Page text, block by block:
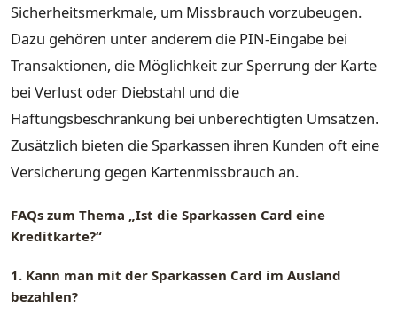
Sicherheitsmerkmale, um Missbrauch vorzubeugen.
Dazu gehören unter anderem die PIN-Eingabe bei
Transaktionen, die Möglichkeit zur Sperrung der Karte
bei Verlust oder Diebstahl und die
Haftungsbeschränkung bei unberechtigten Umsätzen.
Zusätzlich bieten die Sparkassen ihren Kunden oft eine
Versicherung gegen Kartenmissbrauch an.
FAQs zum Thema „Ist die Sparkassen Card eine
Kreditkarte?“
1. Kann man mit der Sparkassen Card im Ausland
bezahlen?